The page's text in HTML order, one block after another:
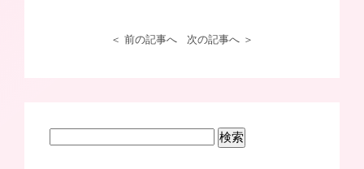
＜ 前の記事へ 次の記事へ ＞